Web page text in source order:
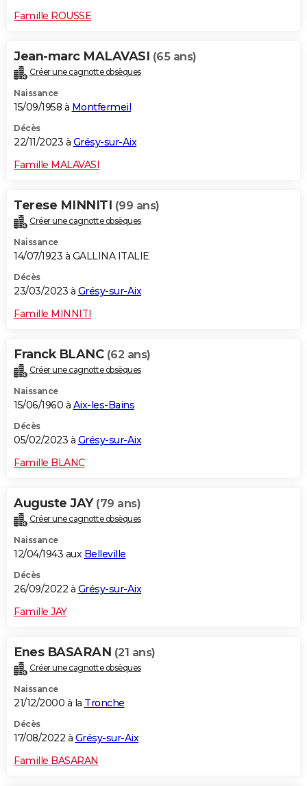
Famille ROUSSE
Jean-marc MALAVASI (65 ans)
Créer une cagnotte obsèques
Naissance
15/09/1958 à Montfermeil
Décès
22/11/2023 à Grésy-sur-Aix
Famille MALAVASI
Terese MINNITI (99 ans)
Créer une cagnotte obsèques
Naissance
14/07/1923 à GALLINA ITALIE
Décès
23/03/2023 à Grésy-sur-Aix
Famille MINNITI
Franck BLANC (62 ans)
Créer une cagnotte obsèques
Naissance
15/06/1960 à Aix-les-Bains
Décès
05/02/2023 à Grésy-sur-Aix
Famille BLANC
Auguste JAY (79 ans)
Créer une cagnotte obsèques
Naissance
12/04/1943 aux Belleville
Décès
26/09/2022 à Grésy-sur-Aix
Famille JAY
Enes BASARAN (21 ans)
Créer une cagnotte obsèques
Naissance
21/12/2000 à la Tronche
Décès
17/08/2022 à Grésy-sur-Aix
Famille BASARAN